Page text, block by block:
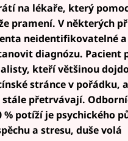
na lékaře, který
pramení. V některých
neidentifikovatelné
diagnózu. Pacient
kteří většinou
stránce v pořádku,
stále přetrvávají.
% potíží je psychického
a stresu, duše volá